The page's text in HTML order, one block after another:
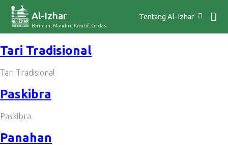
Al-Izhar
Beriman, Mandiri, Kreatif, Cerdas.
Tentang Al-Izhar
Tari Tradisional
Tari Tradisional
Paskibra
Paskibra
Panahan